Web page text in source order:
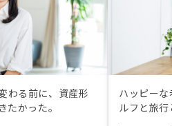
わる前に、資産形
たかった。
ハッピー
ルフと旅